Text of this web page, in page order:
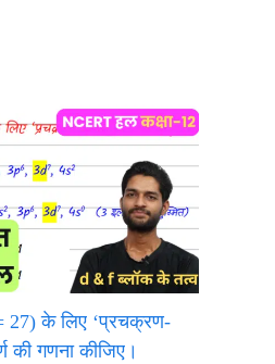
27) के लिए ‘प्रचक्रण-
की गणना कीजिए।